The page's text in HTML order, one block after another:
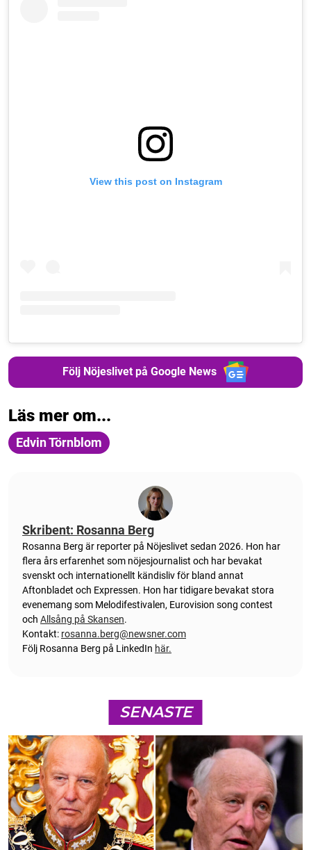
View this post on Instagram
Följ Nöjeslivet på Google News
Läs mer om...
Edvin Törnblom
Skribent: Rosanna Berg
Rosanna Berg är reporter på Nöjeslivet sedan 2026. Hon har
flera års erfarenhet som nöjesjournalist och har bevakat
svenskt och internationellt kändisliv för bland annat
Aftonbladet och Expressen. Hon har tidigare bevakat stora
evenemang som Melodifestivalen, Eurovision song contest
och Allsång på Skansen.
Kontakt: rosanna.berg@newsner.com
Följ Rosanna Berg på LinkedIn här.
SENASTE